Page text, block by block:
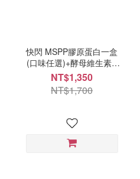
快閃 MSPP膠原蛋白一盒
(口味任選)+酵母維生素B
群+C一盒
NT$1,350
NT$1,700